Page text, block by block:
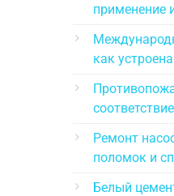
применение
как
Ремонт
поломок и
Белый